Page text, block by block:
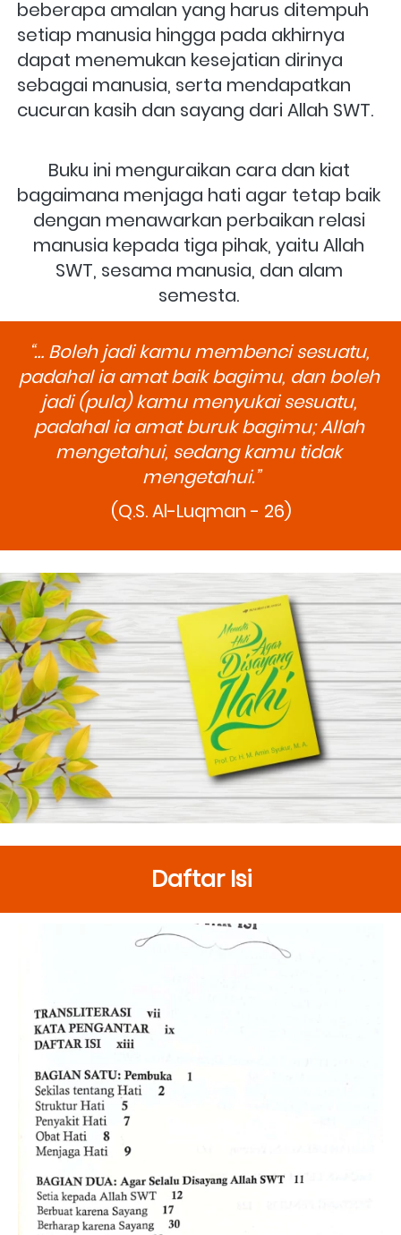
beberapa amalan yang harus ditempuh
setiap manusia hingga pada akhirnya
dapat menemukan kesejatian dirinya
sebagai manusia, serta mendapatkan
cucuran kasih dan sayang dari Allah SWT.
Buku ini menguraikan cara dan kiat
bagaimana menjaga hati agar tetap baik
dengan menawarkan perbaikan relasi
manusia kepada tiga pihak, yaitu Allah
SWT, sesama manusia, dan alam
semesta.
“… Boleh jadi kamu membenci sesuatu,
padahal ia amat baik bagimu, dan boleh
jadi (pula) kamu menyukai sesuatu,
padahal ia amat buruk bagimu; Allah
mengetahui, sedang kamu tidak
mengetahui.”
(Q.S. Al-Luqman - 26)
Daftar Isi